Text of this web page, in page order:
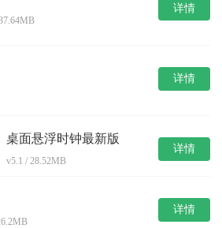
/ 37.64MB
详情
详情
桌面悬浮时钟最新版
v5.1 / 28.52MB
详情
详情